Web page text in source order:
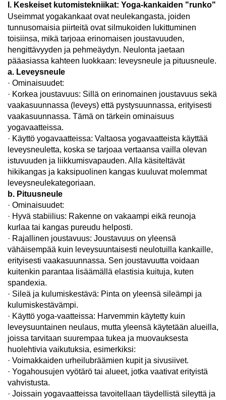
I. Keskeiset kutomistekniikat: Yoga-kankaiden "runko"
Useimmat yogakankaat ovat neulekangasta, joiden
tunnusomaisia piirteitä ovat silmukoiden lukittuminen
toisiinsa, mikä tarjoaa erinomaisen joustavuuden,
hengittävyyden ja pehmeäydyn. Neulonta jaetaan
pääasiassa kahteen luokkaan: leveysneule ja pituusneule.
a. Leveysneule
· Ominaisuudet:
· Korkea joustavuus: Sillä on erinomainen joustavuus sekä
vaakasuunnassa (leveys) että pystysuunnassa, erityisesti
vaakasuunnassa. Tämä on tärkein ominaisuus
yogavaatteissa.
· Käyttö yogavaatteissa: Valtaosa yogavaatteista käyttää
leveysneuletta, koska se tarjoaa vertaansa vailla olevan
istuvuuden ja liikkumisvapauden. Alla käsiteltävät
hikikangas ja kaksipuolinen kangas kuuluvat molemmat
leveysneulekategoriaan.
b. Pituusneule
· Ominaisuudet:
· Hyvä stabiilius: Rakenne on vakaampi eikä reunoja
kurlaa tai kangas pureudu helposti.
· Rajallinen joustavuus: Joustavuus on yleensä
vähäisempää kuin leveysuuntaisesti neulotuilla kankaille,
erityisesti vaakasuunnassa. Sen joustavuutta voidaan
kuitenkin parantaa lisäämällä elastisia kuituja, kuten
spandexia.
· Sileä ja kulumiskestävä: Pinta on yleensä sileämpi ja
kulumiskestävämpi.
· Käyttö yoga-vaatteissa: Harvemmin käytetty kuin
leveysuuntainen neulaus, mutta yleensä käytetään alueilla,
joissa tarvitaan suurempaa tukea ja muovauksesta
huolehtivia vaikutuksia, esimerkiksi:
· Voimakkaiden urheilubräämien kupit ja sivusiivet.
· Yogahousujen vyötärö tai alueet, jotka vaativat erityistä
vahvistusta.
· Joissain yogavaatteissa tavoitellaan täydellistä sileyttä ja